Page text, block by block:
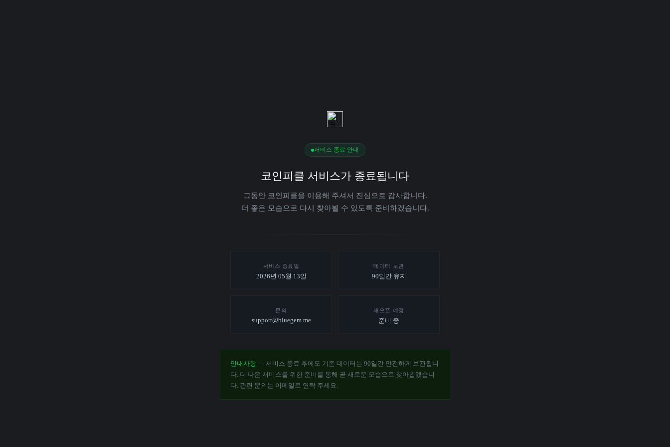
서비스 종료 안내
코인피클 서비스가 종료됩니다
그동안 코인피클을 이용해 주셔서 진심으로 감사합니다.
더 좋은 모습으로 다시 찾아뵐 수 있도록 준비하겠습니다.
서비스 종료일
2026년 05월 13일
데이터 보관
90일간 유지
문의
support@bluegem.me
재오픈 예정
준비 중
안내사항 — 서비스 종료 후에도 기존 데이터는 90일간 안전하게 보관됩니
다. 더 나은 서비스를 위한 준비를 통해 곧 새로운 모습으로 찾아뵙겠습니
다. 관련 문의는 이메일로 연락 주세요.